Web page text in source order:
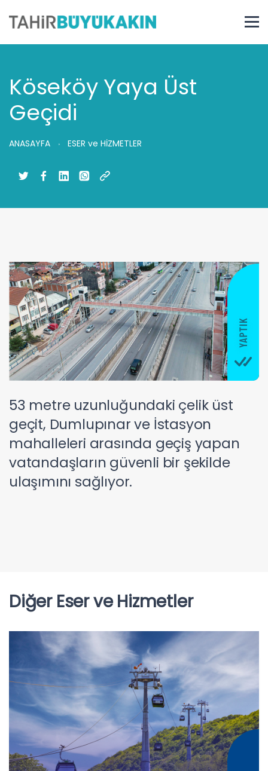
Köseköy Yaya Üst
Geçidi
ANASAYFA ESER ve HİZMETLER
53 metre uzunluğundaki çelik üst
geçit, Dumlupınar ve İstasyon
mahalleleri arasında geçiş yapan
vatandaşların güvenli bir şekilde
ulaşımını sağlıyor.
Diğer Eser ve Hizmetler